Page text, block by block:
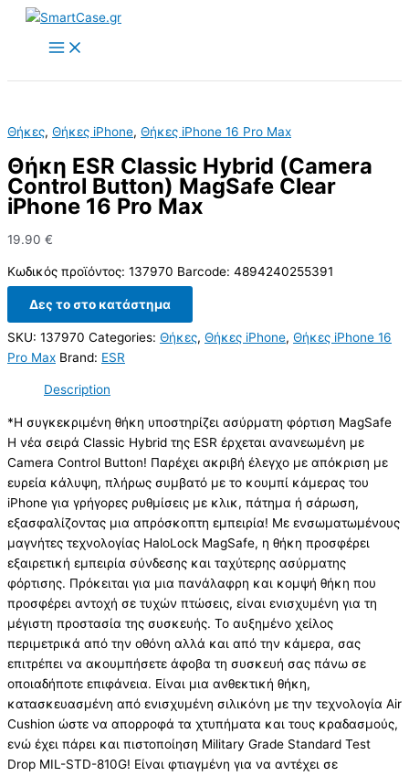
Skip
content
Θήκες, Θήκες iPhone, Θήκες iPhone 16 Pro Max
Θήκη ESR Classic Hybrid (Camera
Control Button) MagSafe Clear
iPhone 16 Pro Max
19.90 €
Κωδικός προϊόντος: 137970 Barcode: 4894240255391
Δες το στο κατάστημα
SKU: 137970 Categories: Θήκες, Θήκες iPhone, Θήκες iPhone 16
Pro Max Brand: ESR
Description
*Η συγκεκριμένη θήκη υποστηρίζει ασύρματη φόρτιση MagSafe
Η νέα σειρά Classic Hybrid της ESR έρχεται ανανεωμένη με
Camera Control Button! Παρέχει ακριβή έλεγχο με απόκριση με
ευρεία κάλυψη, πλήρως συμβατό με το κουμπί κάμερας του
iPhone για γρήγορες ρυθμίσεις με κλικ, πάτημα ή σάρωση,
εξασφαλίζοντας μια απρόσκοπτη εμπειρία! Με ενσωματωμένους
μαγνήτες τεχνολογίας HaloLock MagSafe, η θήκη προσφέρει
εξαιρετική εμπειρία σύνδεσης και ταχύτερης ασύρματης
φόρτισης. Πρόκειται για μια πανάλαφρη και κομψή θήκη που
προσφέρει αντοχή σε τυχών πτώσεις, είναι ενισχυμένη για τη
μέγιστη προστασία της συσκευής. Το αυξημένο χείλος
περιμετρικά από την οθόνη αλλά και από την κάμερα, σας
επιτρέπει να ακουμπήσετε άφοβα τη συσκευή σας πάνω σε
οποιαδήποτε επιφάνεια. Είναι μια ανθεκτική θήκη,
κατασκευασμένη από ενισχυμένη σιλικόνη με την τεχνολογία Air
Cushion ώστε να απορροφά τα χτυπήματα και τους κραδασμούς,
ενώ έχει πάρει και πιστοποίηση Military Grade Standard Test
Drop MIL-STD-810G! Είναι φτιαγμένη για να αντέχει σε